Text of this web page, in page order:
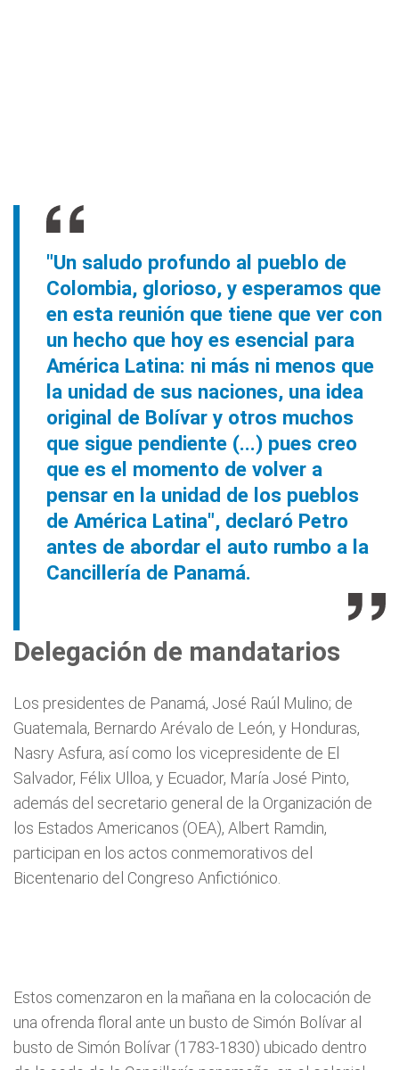
"Un saludo profundo al pueblo de
Colombia, glorioso, y esperamos que
en esta reunión que tiene que ver con
un hecho que hoy es esencial para
América Latina: ni más ni menos que
la unidad de sus naciones, una idea
original de Bolívar y otros muchos
que sigue pendiente (...) pues creo
que es el momento de volver a
pensar en la unidad de los pueblos
de América Latina", declaró Petro
antes de abordar el auto rumbo a la
Cancillería de Panamá.
Delegación de mandatarios
Los presidentes de Panamá, José Raúl Mulino; de
Guatemala, Bernardo Arévalo de León, y Honduras,
Nasry Asfura, así como los vicepresidente de El
Salvador, Félix Ulloa, y Ecuador, María José Pinto,
además del secretario general de la Organización de
los Estados Americanos (OEA), Albert Ramdin,
participan en los actos conmemorativos del
Bicentenario del Congreso Anfictiónico.
Estos comenzaron en la mañana en la colocación de
una ofrenda floral ante un busto de Simón Bolívar al
busto de Simón Bolívar (1783-1830) ubicado dentro